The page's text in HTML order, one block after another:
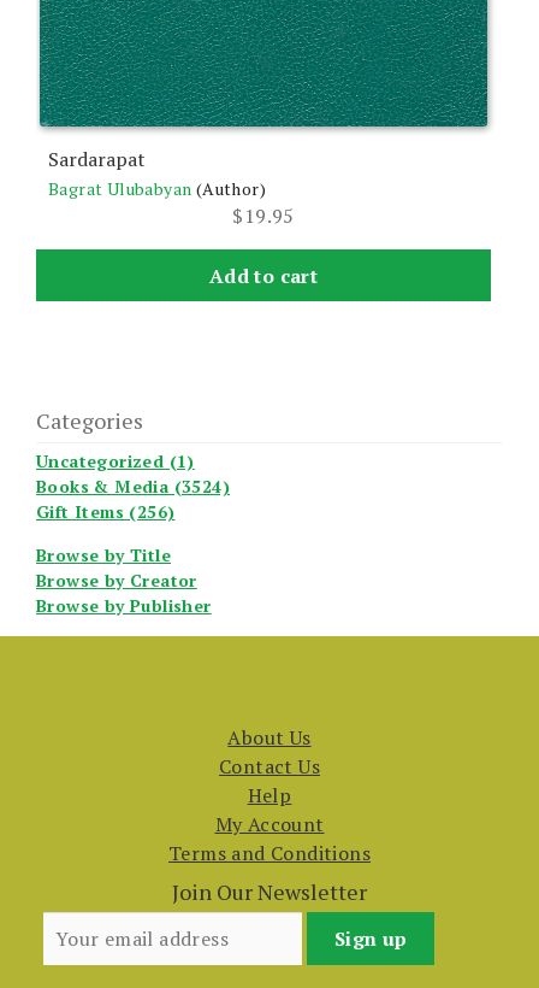
Sardarapat
Bagrat Ulubabyan (Author)
$19.95
Add to cart
Categories
Uncategorized (1)
Books & Media (3524)
Gift Items (256)
Browse by Title
Browse by Creator
Browse by Publisher
About Us
Contact Us
Help
My Account
Terms and Conditions
Join Our Newsletter